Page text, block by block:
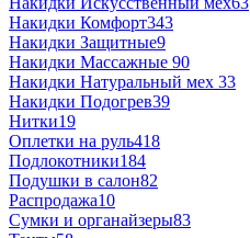
Накидки Комфорт343
Накидки Защитные9
Накидки Массажные 90
Накидки Натуральный мех 33
Накидки Подогрев39
Нитки19
Оплетки на руль418
Подлокотники184
Подушки в салон82
Распродажа10
Сумки и органайзеры83